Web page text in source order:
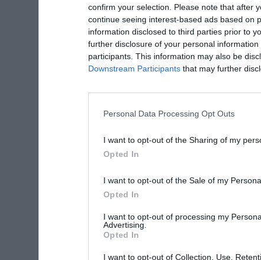
confirm your selection. Please note that after
continue seeing interest-based ads based on
information disclosed to third parties prior to
further disclosure of your personal
participants. This information may also be
Downstream Participants that may further
Personal Data Processing Opt Outs
I want to opt-out of the Sharing of my
Opted In
I want to opt-out of the Sale of my
Opted In
I want to opt-out of processing my
Advertising.
Opted In
I want to opt-out of Collection, Use,